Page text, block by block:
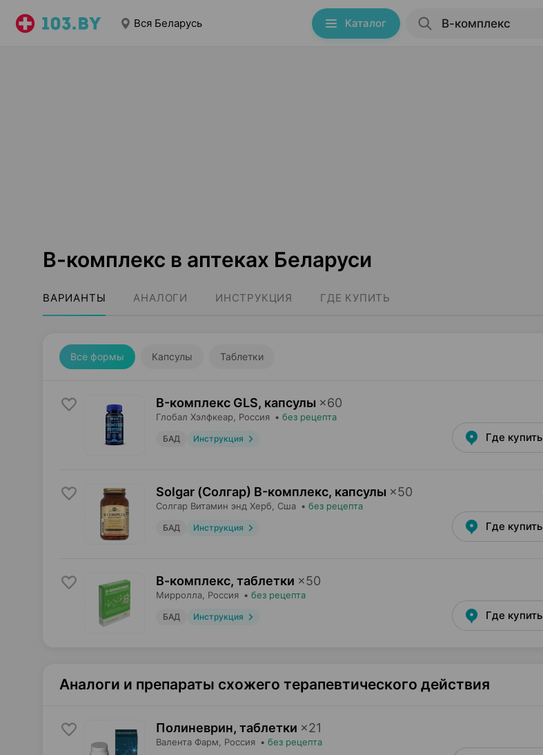
Вся Беларусь Каталог
В-комплекс в аптеках Беларуси
ВАРИАНТЫ АНАЛОГИ ИНСТРУКЦИЯ ГДЕ КУПИТЬ
Все формы Капсулы Таблетки
B-комплекс GLS, капсулы ×60
Глобал Хэлфкеар , Россия • без рецепта
БАД Инструкция Где купить
Solgar (Солгар) B-комплекс, капсулы ×50
Солгар Витамин энд Херб , Сша • без рецепта
БАД Инструкция Где купить
В-комплекс, таблетки ×50
Мирролла , Россия • без рецепта
БАД Инструкция Где купить
Аналоги и препараты схожего терапевтического действия
Полиневрин, таблетки ×21
Валента Фарм , Россия • без рецепта